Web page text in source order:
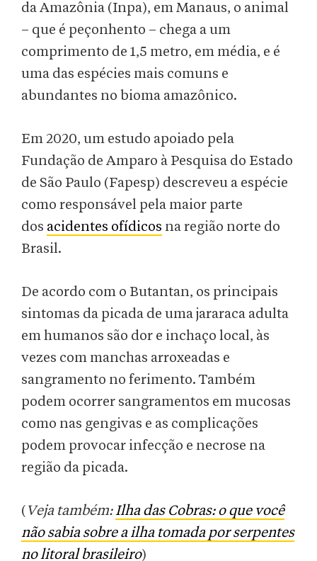
da Amazônia (Inpa), em Manaus, o animal
– que é peçonhento – chega a um
comprimento de 1,5 metro, em média, e é
uma das espécies mais comuns e
abundantes no bioma amazônico.
Em 2020, um estudo apoiado pela
Fundação de Amparo à Pesquisa do Estado
de São Paulo (Fapesp) descreveu a espécie
como responsável pela maior parte
dos acidentes ofídicos na região norte do
Brasil.
De acordo com o Butantan, os principais
sintomas da picada de uma jararaca adulta
em humanos são dor e inchaço local, às
vezes com manchas arroxeadas e
sangramento no ferimento. Também
podem ocorrer sangramentos em mucosas
como nas gengivas e as complicações
podem provocar infecção e necrose na
região da picada.
( Veja também:Ilha das Cobras: o que você
não sabia sobre a ilha tomada por serpentes
no litoral brasileiro)